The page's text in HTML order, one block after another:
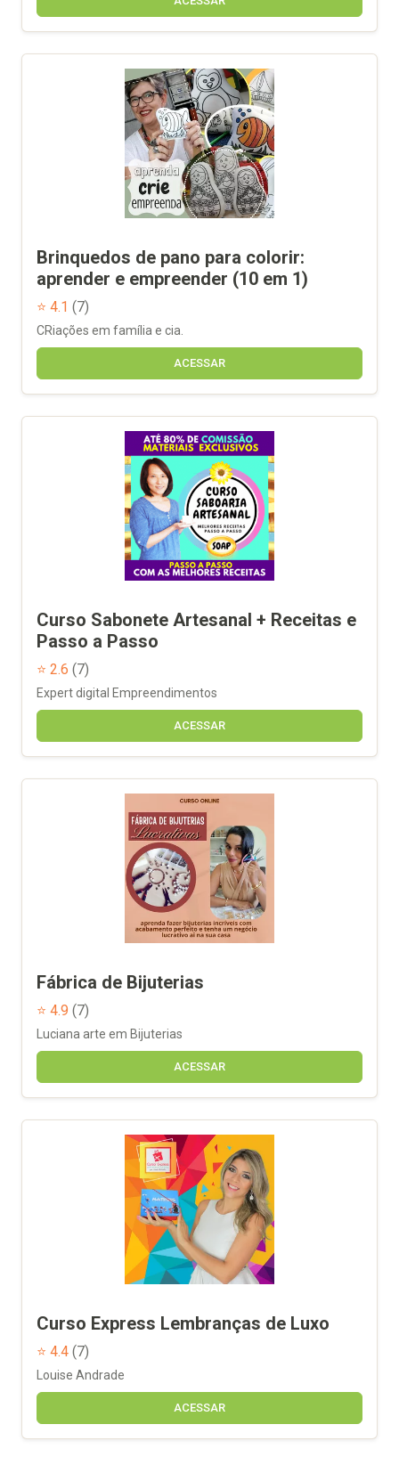
Brinquedos de pano para colorir:
aprender e empreender (10 em 1)
⭐ 4.1 (7)
CRiações em família e cia.
ACESSAR
Curso Sabonete Artesanal + Receitas e
Passo a Passo
⭐ 2.6 (7)
Expert digital Empreendimentos
ACESSAR
Fábrica de Bijuterias
⭐ 4.9 (7)
Luciana arte em Bijuterias
ACESSAR
Curso Express Lembranças de Luxo
⭐ 4.4 (7)
Louise Andrade
ACESSAR